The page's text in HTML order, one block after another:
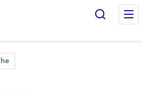
de mes objets & déchets